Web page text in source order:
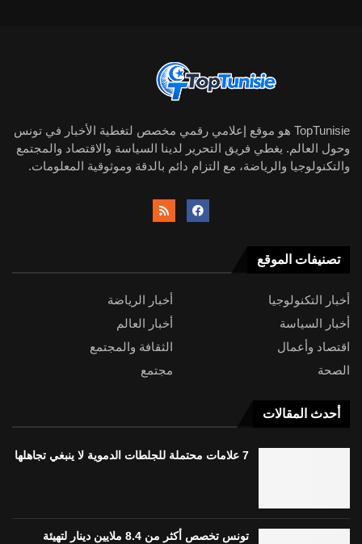
TopTunisie هو موقع إعلامي رقمي مخصص لتغطية الأخبار في تونس
وحول العالم. يغطي فريق التحرير لدينا السياسة والاقتصاد والمجتمع
والتكنولوجيا والرياضة، مع التزام دائم بالدقة وموثوقية المعلومات.
تصنيفات الموقع
أخبار التكنولوجيا
أخبار الرياضة
أخبار السياسة
أخبار العالم
اقتصاد وأعمال
الثقافة والمجتمع
الصحة
مجتمع
أحدث المقالات
7 علامات محتملة للجلطات الدموية لا ينبغي تجاهلها
تونس تخصص أكثر من 8.4 ملايين دينار لتهيئة